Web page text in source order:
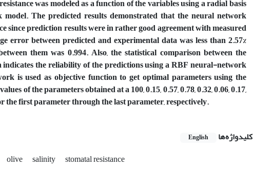
was modeled as a function of the variables using a radial basis
The predicted results demonstrated that the neural network
since prediction results were in rather good agreement with measured
error between predicted and experimental data was less than 2.57%
them was 0.994. Also, the statistical comparison between the
the reliability of the predictions using a RBF neural-network
is used as objective function to get optimal parameters using the
of the parameters obtained at a 100, 0.15, 0.57, 0.78, 0.32, 0.06, 0.17,
the first parameter through the last parameter, respectively.
کلیدواژه‌ها English
olive salinity stomatal resistance